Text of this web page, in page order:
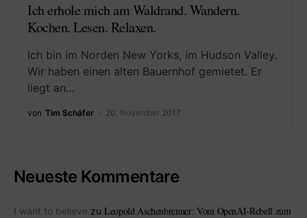
Ich erhole mich am Waldrand. Wandern.
Kochen. Lesen. Relaxen.
Ich bin im Norden New Yorks, im Hudson Valley.
Wir haben einen alten Bauernhof gemietet. Er
liegt an…
von Tim Schäfer 20. November 2017
Neueste Kommentare
I want to believe zu Leopold Aschenbrenner: Vom OpenAI-Rebell zum